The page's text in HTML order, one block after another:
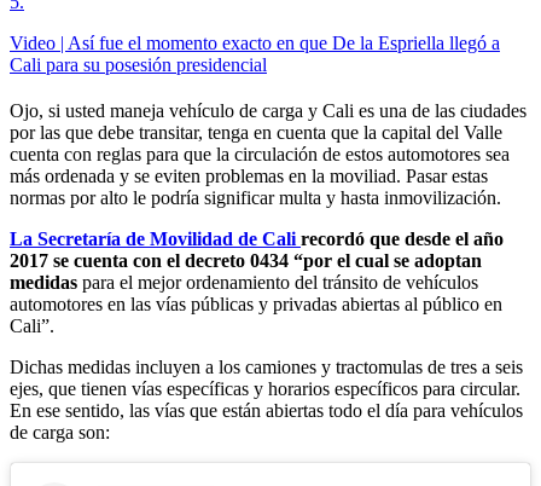
Video | Así fue el momento exacto en que De la Espriella llegó a
Cali para su posesión presidencial
Ojo, si usted maneja vehículo de carga y Cali es una de las ciudades
por las que debe transitar, tenga en cuenta que la capital del Valle
cuenta con reglas para que la circulación de estos automotores sea
más ordenada y se eviten problemas en la moviliad. Pasar estas
normas por alto le podría significar multa y hasta inmovilización.
La Secretaría de Movilidad de Cali recordó que desde el año
2017 se cuenta con el decreto 0434 “por el cual se adoptan
medidas para el mejor ordenamiento del tránsito de vehículos
automotores en las vías públicas y privadas abiertas al público en
Cali”.
Dichas medidas incluyen a los camiones y tractomulas de tres a seis
ejes, que tienen vías específicas y horarios específicos para circular.
En ese sentido, las vías que están abiertas todo el día para vehículos
de carga son: